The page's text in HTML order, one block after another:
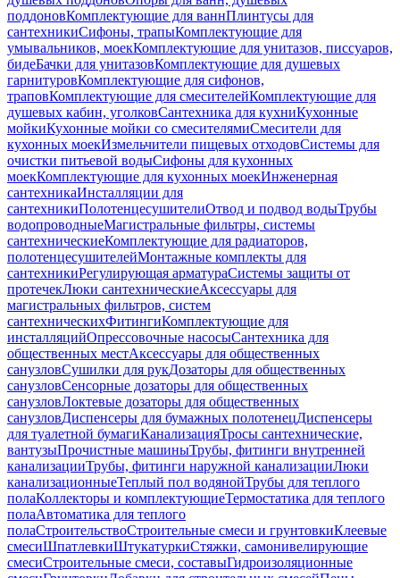
поддоновКомплектующие для ваннПлинтусы для
сантехникиСифоны, трапыКомплектующие для
умывальников, моекКомплектующие для унитазов, писсуаров,
бидеБачки для унитазовКомплектующие для душевых
гарнитуровКомплектующие для сифонов,
траповКомплектующие для смесителейКомплектующие для
душевых кабин, уголковСантехника для кухниКухонные
мойкиКухонные мойки со смесителямиСмесители для
кухонных моекИзмельчители пищевых отходовСистемы для
очистки питьевой водыСифоны для кухонных
моекКомплектующие для кухонных моекИнженерная
сантехникаИнсталляции для
сантехникиПолотенцесушителиОтвод и подвод водыТрубы
водопроводныеМагистральные фильтры, системы
сантехническиеКомплектующие для радиаторов,
полотенцесушителейМонтажные комплекты для
сантехникиРегулирующая арматураСистемы защиты от
протечекЛюки сантехническиеАксессуары для
магистральных фильтров, систем
сантехническихФитингиКомплектующие для
инсталляцийОпрессовочные насосыСантехника для
общественных местАксессуары для общественных
санузловСушилки для рукДозаторы для общественных
санузловСенсорные дозаторы для общественных
санузловЛоктевые дозаторы для общественных
санузловДиспенсеры для бумажных полотенецДиспенсеры
для туалетной бумагиКанализацияТросы сантехнические,
вантузыПрочистные машиныТрубы, фитинги внутренней
канализацииТрубы, фитинги наружной канализацииЛюки
канализационныеТеплый пол водянойТрубы для теплого
полаКоллекторы и комплектующиеТермостатика для теплого
полаАвтоматика для теплого
полаСтроительствоСтроительные смеси и грунтовкиКлеевые
смесиШпатлевкиШтукатуркиСтяжки, самонивелирующие
смесиСтроительные смеси, составыГидроизоляционные